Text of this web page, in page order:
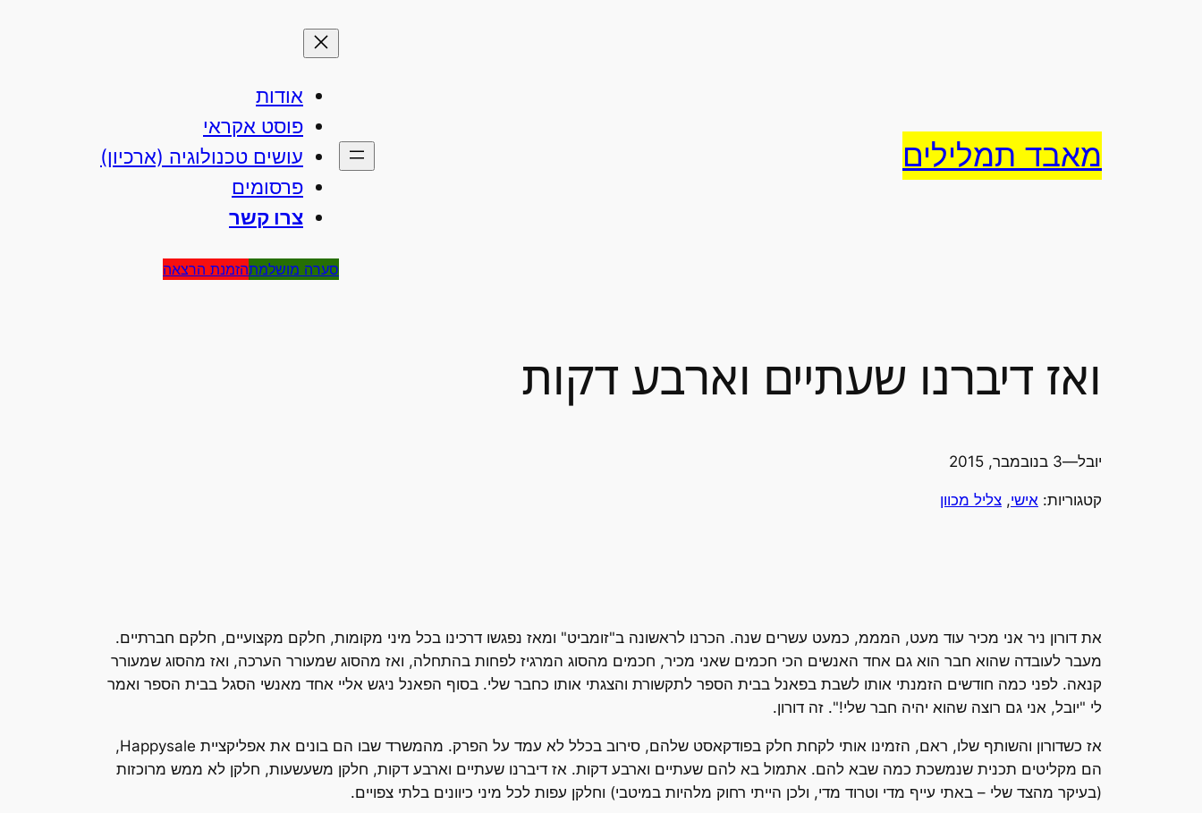
מאבד תמלילים
אודות
פוסט אקראי
עושים טכנולוגיה (ארכיון)
פרסומים
צרו קשר
סערה מושלמתהזמנת הרצאה
ואז דיברנו שעתיים וארבע דקות
יובל—3 בנובמבר, 2015
קטגוריות: אישי, צליל מכוון
את דורון ניר אני מכיר עוד מעט, המממ, כמעט עשרים שנה. הכרנו לראשונה ב"זומביט" ומאז נפגשו דרכינו בכל מיני מקומות, חלקם מקצועיים, חלקם חברתיים.
מעבר לעובדה שהוא חבר הוא גם אחד האנשים הכי חכמים שאני מכיר, חכמים מהסוג המרגיז לפחות בהתחלה, ואז מהסוג שמעורר הערכה, ואז מהסוג שמעורר
קנאה. לפני כמה חודשים הזמנתי אותו לשבת בפאנל בבית הספר לתקשורת והצגתי אותו כחבר שלי. בסוף הפאנל ניגש אליי אחד מאנשי הסגל בבית הספר ואמר
לי "יובל, אני גם רוצה שהוא יהיה חבר שלי!". זה דורון.
אז כשדורון והשותף שלו, ראם, הזמינו אותי לקחת חלק בפודקאסט שלהם, סירוב בכלל לא עמד על הפרק. מהמשרד שבו הם בונים את אפליקציית Happysale,
הם מקליטים תכנית שנמשכת כמה שבא להם. אתמול בא להם שעתיים וארבע דקות. אז דיברנו שעתיים וארבע דקות, חלקן משעשעות, חלקן לא ממש מרוכזות
(בעיקר מהצד שלי – באתי עייף מדי וטרוד מדי, ולכן הייתי רחוק מלהיות במיטבי) וחלקן עפות לכל מיני כיוונים בלתי צפויים.